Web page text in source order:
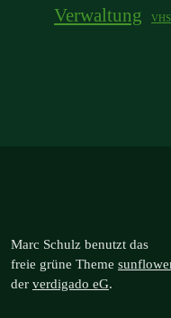
Verwaltung VHS
Marc Schulz benutzt das
freie grüne Theme
der verdigado eG.